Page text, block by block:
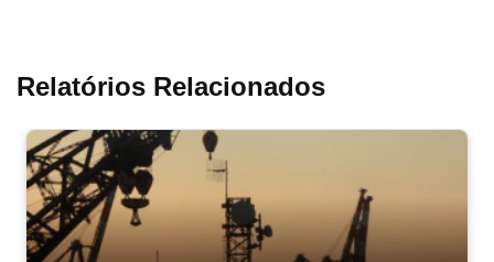
Relatórios Relacionados